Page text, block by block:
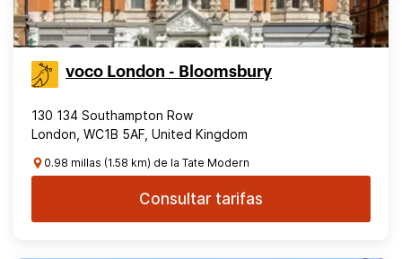
voco London - Bloomsbury
130 134 Southampton Row
London, WC1B 5AF, United Kingdom
0.98 millas (1.58 km) de la Tate Modern
Consultar tarifas